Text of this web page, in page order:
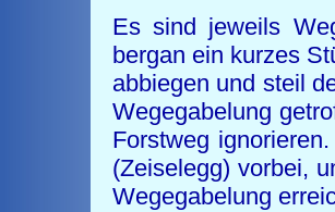
Es sind jeweils
bergan ein kurzes
abbiegen und steil
Wegegabelung
Forstweg
(Zeiselegg) vorbei,
Wegegabelung